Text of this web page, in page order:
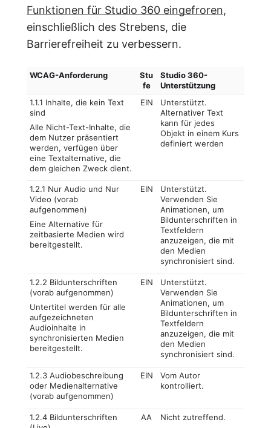
Funktionen für Studio 360 eingefroren,
einschließlich des Strebens, die
Barrierefreiheit zu verbessern.
WCAG-Anforderung
Stu
fe
Studio 360-
Unterstützung
1.1.1 Inhalte, die kein Text
sind
Alle Nicht-Text-Inhalte, die
dem Nutzer präsentiert
werden, verfügen über
eine Textalternative, die
dem gleichen Zweck dient.
EIN
Unterstützt.
Alternativer Text
kann für jedes
Objekt in einem Kurs
definiert werden
1.2.1 Nur Audio und Nur
Video (vorab
aufgenommen)
Eine Alternative für
zeitbasierte Medien wird
bereitgestellt.
EIN
Unterstützt.
Verwenden Sie
Animationen, um
Bildunterschriften in
Textfeldern
anzuzeigen, die mit
den Medien
synchronisiert sind.
1.2.2 Bildunterschriften
(vorab aufgenommen)
Untertitel werden für alle
aufgezeichneten
Audioinhalte in
synchronisierten Medien
bereitgestellt.
EIN
Unterstützt.
Verwenden Sie
Animationen, um
Bildunterschriften in
Textfeldern
anzuzeigen, die mit
den Medien
synchronisiert sind.
1.2.3 Audiobeschreibung
oder Medienalternative
(vorab aufgenommen)
EIN
Vom Autor
kontrolliert.
1.2.4 Bildunterschriften
AA Nicht zutreffend.